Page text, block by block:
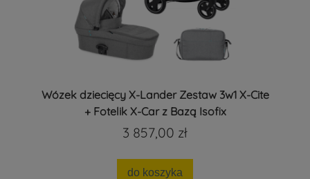
Wózek dziecięcy X-Lander Zestaw 3w1 X-Cite
+ Fotelik X-Car z Bazą Isofix
3 857,00 zł
do koszyka